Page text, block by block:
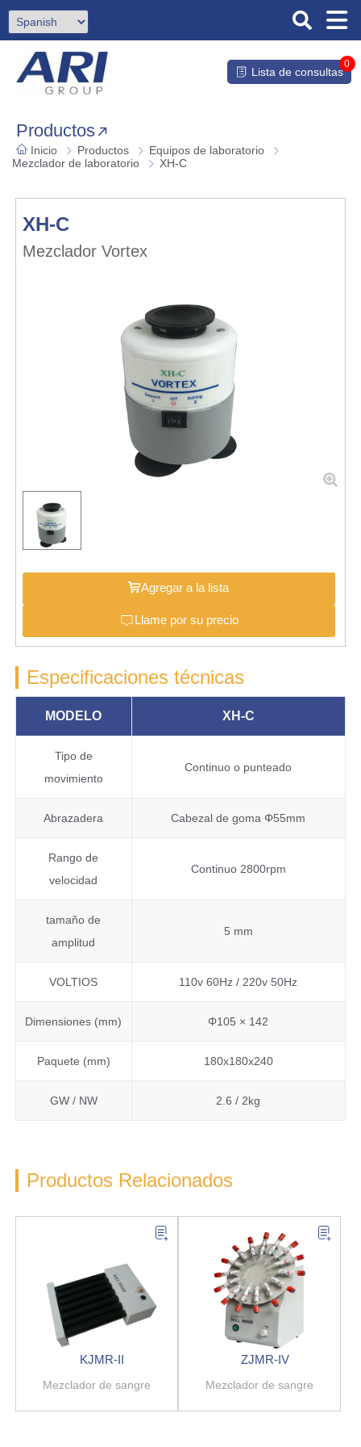
Lista de consultas
0
Productos
Inicio Productos
Equipos de laboratorio
Mezclador de laboratorio
XH-C
XH-C
Mezclador Vortex
Agregar a la lista
Llame por su precio
Especificaciones técnicas
MODELO XH-C
Tipo de
movimiento
Continuo o punteado
Abrazadera Cabezal de goma Φ55mm
Rango de
velocidad
Continuo 2800rpm
tamaño de
amplitud
5 mm
VOLTIOS 110v 60Hz / 220v 50Hz
Dimensiones (mm) Φ105 × 142
Paquete (mm) 180x180x240
GW / NW 2.6 / 2kg
Productos Relacionados
KJMR-II
Mezclador de sangre
ZJMR-IV
Mezclador de sangre